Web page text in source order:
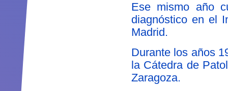
Ese mismo año
diagnóstico en el
Madrid.
Durante los años
la Cátedra de
Zaragoza.